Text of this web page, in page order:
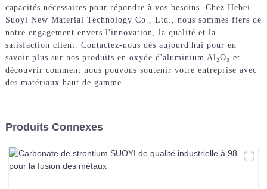
capacités nécessaires pour répondre à vos besoins. Chez Hebei
Suoyi New Material Technology Co., Ltd., nous sommes fiers de
notre engagement envers l'innovation, la qualité et la
satisfaction client. Contactez-nous dès aujourd'hui pour en
savoir plus sur nos produits en oxyde d'aluminium Al₂O₃ et
découvrir comment nous pouvons soutenir votre entreprise avec
des matériaux haut de gamme.
Produits Connexes